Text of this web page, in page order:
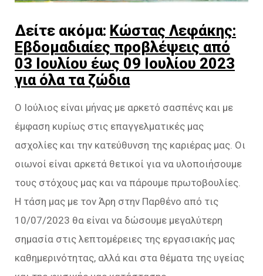
Δείτε ακόμα: Κώστας Λεφάκης:
Εβδομαδιαίες προβλέψεις από
03 Ιουλίου έως 09 Ιουλίου 2023
για όλα τα ζώδια
Ο Ιούλιος είναι μήνας με αρκετό σασπένς και με
έμφαση κυρίως στις επαγγελματικές μας
ασχολίες και την κατεύθυνση της καριέρας μας. Οι
οιωνοί είναι αρκετά θετικοί για να υλοποιήσουμε
τους στόχους μας και να πάρουμε πρωτοβουλίες.
Η τάση μας με τον Άρη στην Παρθένο από τις
10/07/2023 θα είναι να δώσουμε μεγαλύτερη
σημασία στις λεπτομέρειες της εργασιακής μας
καθημερινότητας, αλλά και στα θέματα της υγείας